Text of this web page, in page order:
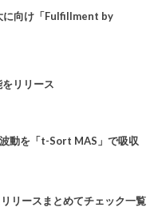
に向け「Fulfillment by
リリース
動を「t-Sort MAS」で吸収
リースまとめてチェック一覧